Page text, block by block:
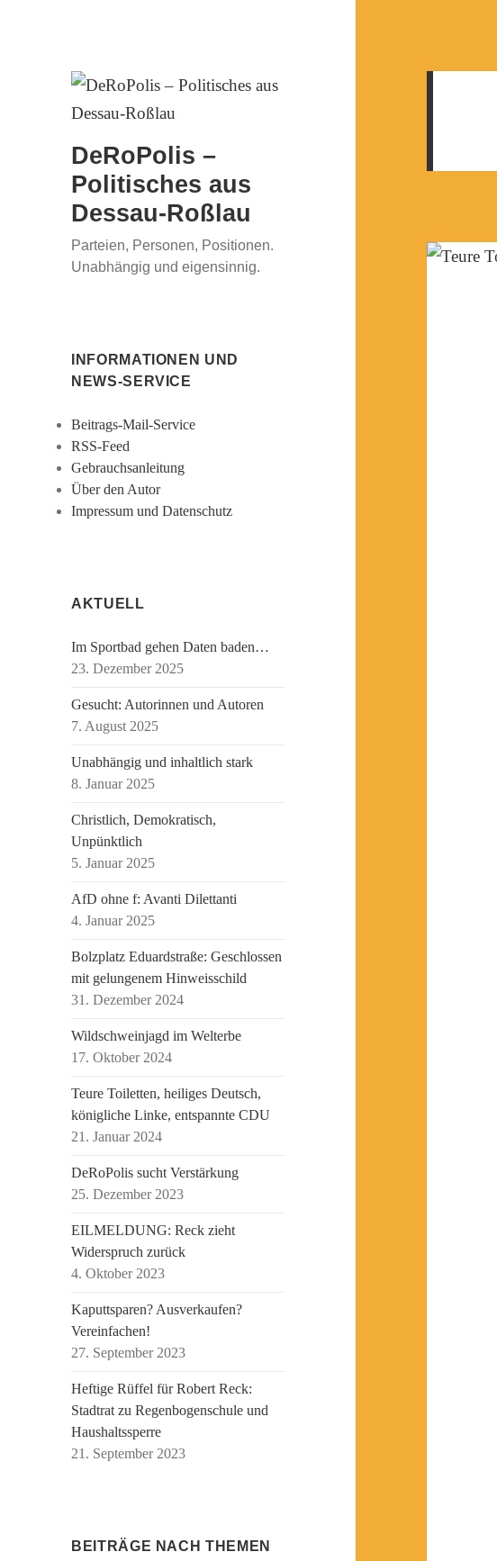
DeRoPolis –
Politisches aus
Dessau-Roßlau
Parteien, Personen, Positionen.
Unabhängig und eigensinnig.
INFORMATIONEN UND
NEWS-SERVICE
Beitrags-Mail-Service
RSS-Feed
Gebrauchsanleitung
Über den Autor
Impressum und Datenschutz
AKTUELL
Im Sportbad gehen Daten baden…
23. Dezember 2025
Gesucht: Autorinnen und Autoren
7. August 2025
Unabhängig und inhaltlich stark
8. Januar 2025
Christlich, Demokratisch,
Unpünktlich
5. Januar 2025
AfD ohne f: Avanti Dilettanti
4. Januar 2025
Bolzplatz Eduardstraße: Geschlossen
mit gelungenem Hinweisschild
31. Dezember 2024
Wildschweinjagd im Welterbe
17. Oktober 2024
Teure Toiletten, heiliges Deutsch,
königliche Linke, entspannte CDU
21. Januar 2024
DeRoPolis sucht Verstärkung
25. Dezember 2023
EILMELDUNG: Reck zieht
Widerspruch zurück
4. Oktober 2023
Kaputtsparen? Ausverkaufen?
Vereinfachen!
27. September 2023
Heftige Rüffel für Robert Reck:
Stadtrat zu Regenbogenschule und
Haushaltssperre
21. September 2023
BEITRÄGE NACH THEMEN